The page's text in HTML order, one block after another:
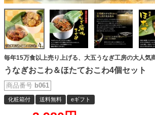
毎年15万食以上売り上げる、大五うなぎ工房の大人気
うなぎおこわ＆ほたておこわ4個セット
商品番号 b061
化粧箱付 送料無料 eギフト